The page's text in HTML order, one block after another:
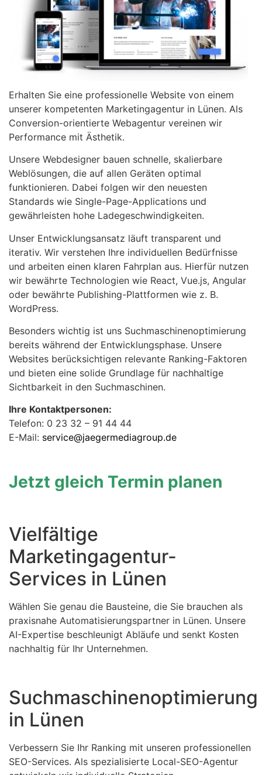
Erhalten Sie eine professionelle Website von einem
unserer kompetenten Marketingagentur in Lünen. Als
Conversion-orientierte Webagentur vereinen wir
Performance mit Ästhetik.
Unsere Webdesigner bauen schnelle, skalierbare
Weblösungen, die auf allen Geräten optimal
funktionieren. Dabei folgen wir den neuesten
Standards wie Single-Page-Applications und
gewährleisten hohe Ladegeschwindigkeiten.
Unser Entwicklungsansatz läuft transparent und
iterativ. Wir verstehen Ihre individuellen Bedürfnisse
und arbeiten einen klaren Fahrplan aus. Hierfür nutzen
wir bewährte Technologien wie React, Vue.js, Angular
oder bewährte Publishing-Plattformen wie z. B.
WordPress.
Besonders wichtig ist uns Suchmaschinenoptimierung
bereits während der Entwicklungsphase. Unsere
Websites berücksichtigen relevante Ranking-Faktoren
und bieten eine solide Grundlage für nachhaltige
Sichtbarkeit in den Suchmaschinen.
Ihre Kontaktpersonen:
Telefon: 0 23 32 – 91 44 44
E-Mail: service@jaegermediagroup.de
Jetzt gleich Termin planen
Vielfältige
Marketingagentur-
Services in Lünen
Wählen Sie genau die Bausteine, die Sie brauchen als
praxisnahe Automatisierungspartner in Lünen. Unsere
AI-Expertise beschleunigt Abläufe und senkt Kosten
nachhaltig für Ihr Unternehmen.
Suchmaschinenoptimierung
in Lünen
Verbessern Sie Ihr Ranking mit unseren professionellen
SEO-Services. Als spezialisierte Local-SEO-Agentur